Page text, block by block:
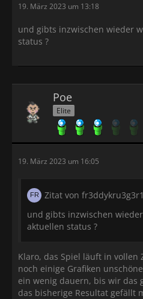
19. März 2023 um 13:18
und gibts inzwischen wieder
status ?
Poe
Elite
19. März 2023 um 16:05
Zitat von fr3ddykru3g3r1
und gibts inzwischen
aktuellen status ?
Klaro, das Spiel läuft in vollen
noch einige Grafiken
ein wenig dauern, bis wir das
das bisherige Resultat gefällt